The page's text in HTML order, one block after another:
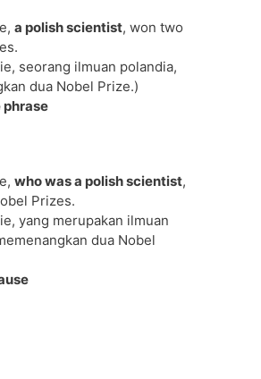
a polish scientist, won two
seorang ilmuan polandia,
dua Nobel Prize.)
who was a polish scientist,
Prizes.
yang merupakan ilmuan
dua Nobel